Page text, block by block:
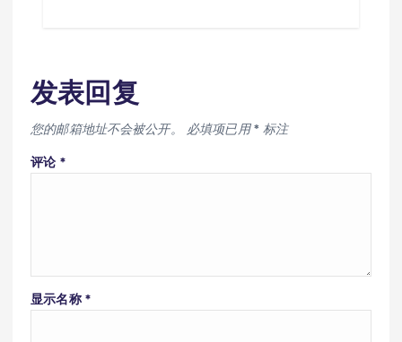
发表回复
您的邮箱地址不会被公开。 必填项已用* 标注
评论 *
显示名称 *